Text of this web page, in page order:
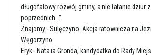
długofalowy rozwój gminy, a nie łatanie dziur
poprzednich…”
Znajomy-Sulęczyno. Akcja ratownicza na
Węgorzyno
Eryk- Natalia Gronda, kandydatka do Rady